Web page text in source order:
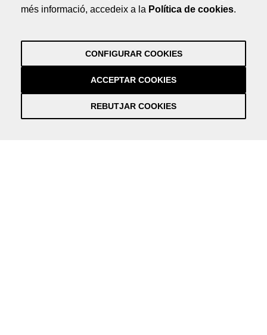
Política de Privacitat
més informació, accedeix a la Política de cookies.
CONFIGURAR COOKIES
REBUTJAR COOKIES
ACCEPTAR COOKIES